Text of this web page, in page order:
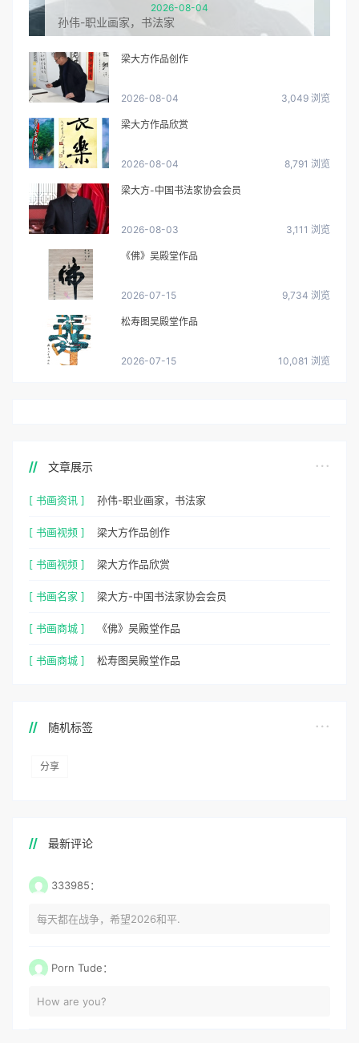
2026-08-04
孙伟-职业画家，书法家
梁大方作品创作
2026-08-04 3,049 浏览
梁大方作品欣赏
2026-08-04 8,791 浏览
梁大方-中国书法家协会会员
2026-08-03 3,111 浏览
《佛》吴殿堂作品
2026-07-15 9,734 浏览
松寿图吴殿堂作品
2026-07-15 10,081 浏览
文章展示
[ 书画资讯 ] 孙伟-职业画家，书法家
[ 书画视频 ] 梁大方作品创作
[ 书画视频 ] 梁大方作品欣赏
[ 书画名家 ] 梁大方-中国书法家协会会员
[ 书画商城 ] 《佛》吴殿堂作品
[ 书画商城 ] 松寿图吴殿堂作品
随机标签
分享
最新评论
333985：
每天都在战争，希望2026和平.
Porn Tude：
How are you?